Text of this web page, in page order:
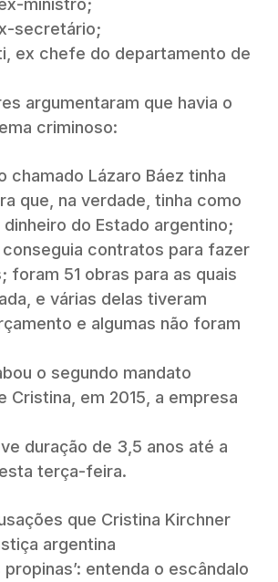
secretário;
ex chefe do departamento de
argumentaram que havia o
criminoso:
chamado Lázaro Báez tinha
que, na verdade, tinha como
do Estado argentino;
conseguia contratos para fazer
foram 51 obras para as quais
e várias delas tiveram
e algumas não foram
o segundo mandato
Cristina, em 2015, a empresa
duração de 3,5 anos até a
terça-feira.
que Cristina Kirchner
argentina
propinas’: entenda o escândalo